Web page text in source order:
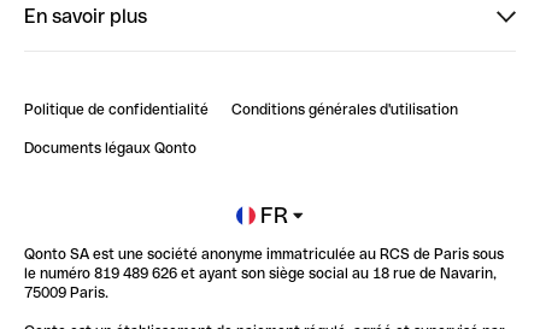
ClubQonto
Impact de l'IA sur les carrières/productivité
En savoir plus
Blog
Newsroom
Glossaire finance
Politique de confidentialité Conditions générales d'utilisation
Documents légaux Qonto
FR
Qonto SA est une société anonyme immatriculée au RCS de Paris sous
le numéro 819 489 626 et ayant son siège social au 18 rue de Navarin,
75009 Paris.